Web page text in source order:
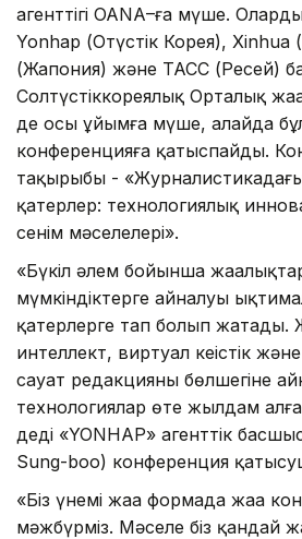
агенттігі OANA–ға мүше.
Yonhap (Оңтүстік Корея),
(Жапония) және ТАСС (Ресей)
Солтүстіккореялық Орталық
де осы ұйымға мүше, алайда
конференцияға қатыспайды.
тақырыбы -
қатерлер: технологиялық
сенім мәселелері».
«Бүкіл әлем бойынша жаңалықтар
мүмкіндіктерге айналуы
қатерлерге тап болып жатады.
интеллект, виртуал кеңістік
сауат редакцияның бөлшегіне
технологиялар өте жылдам
деді «YONHAP» агенттік
Sung-boo) конференция
«Біз үнемі жаңа формада жаңа
мәжбүрміз. Мәселе біз қандай